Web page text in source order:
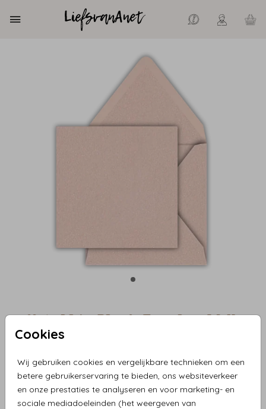
Cookies
Wij gebruiken cookies en vergelijkbare technieken om een
betere gebruikerservaring te bieden, ons websiteverkeer
en onze prestaties te analyseren en voor marketing- en
sociale mediadoeleinden (het weergeven van
12
Aantal x 1 enveloppen Prijs:€ 0,60